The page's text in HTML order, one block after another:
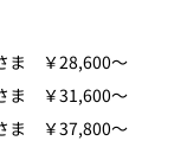
￥28,600～
￥31,600～
￥37,800～